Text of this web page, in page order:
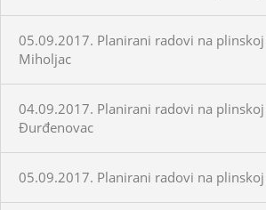
05.09.2017. Planirani radovi na
Miholjac
04.09.2017. Planirani radovi na
Đurđenovac
05.09.2017. Planirani radovi na